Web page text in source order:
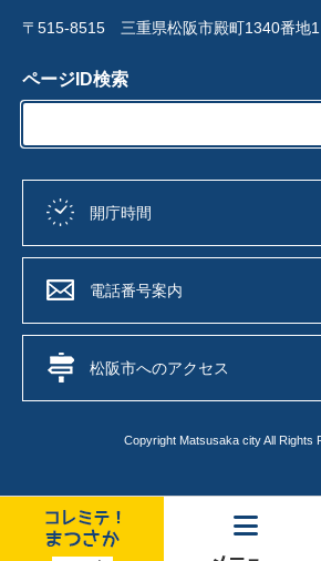
〒515-8515 三重県松阪市殿町1340番地1
ページID検索
開庁時間
電話番号案内
松阪市へのアクセス
Copyright Matsusaka city All Rights